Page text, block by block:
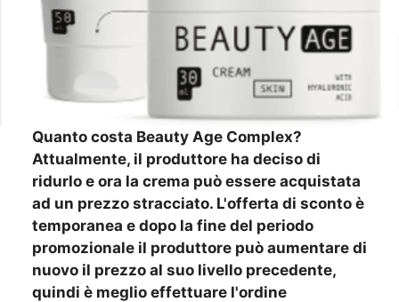
Quanto costa Beauty Age Сomplex?
Attualmente, il produttore ha deciso di
ridurlo e ora la crema può essere acquistata
ad un prezzo stracciato. L'offerta di sconto è
temporanea e dopo la fine del periodo
promozionale il produttore può aumentare di
nuovo il prezzo al suo livello precedente,
quindi è meglio effettuare l'ordine